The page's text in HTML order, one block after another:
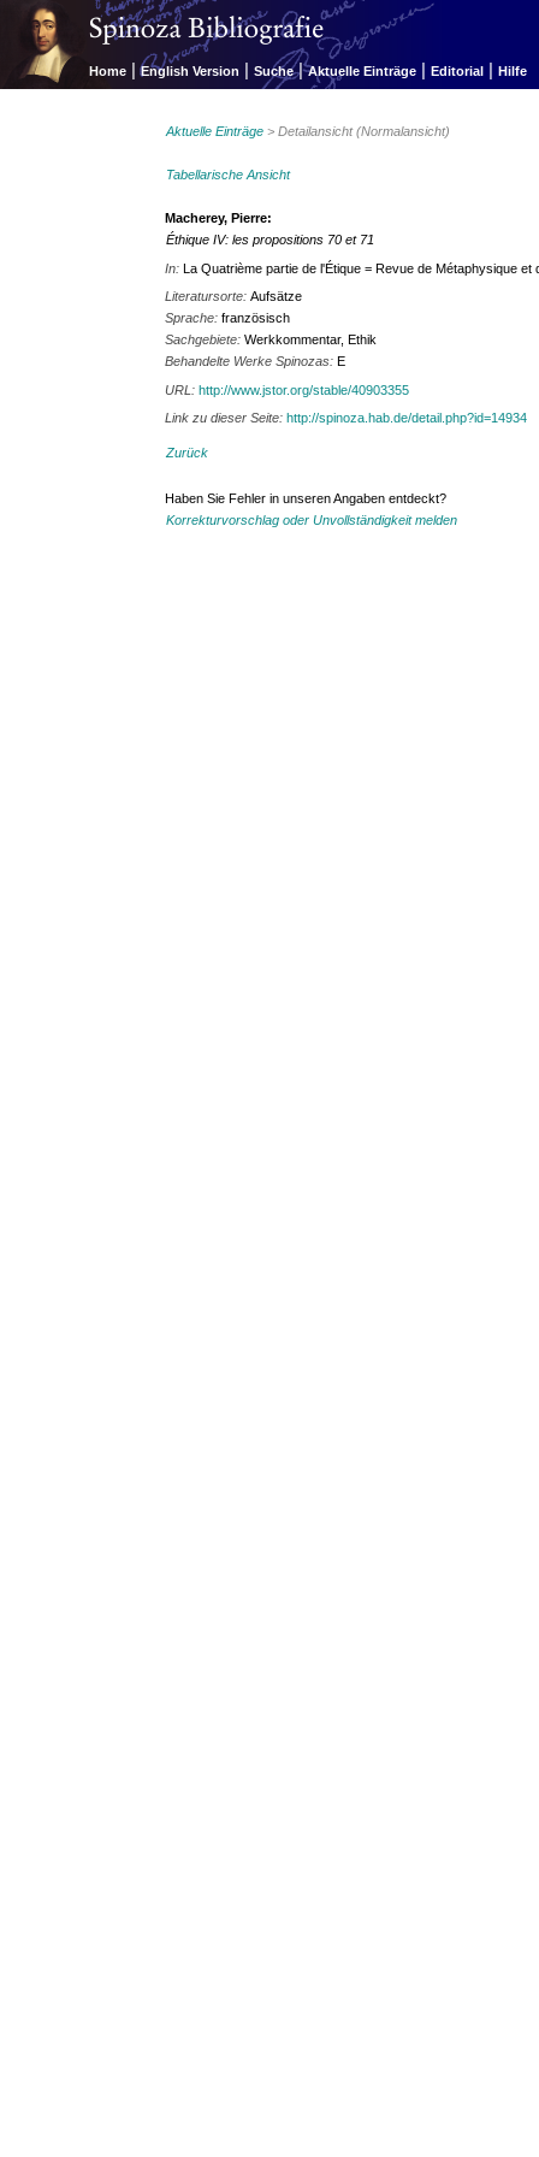
Home | English Version | Suche | Aktuelle Einträge | Editorial | Hilfe
Aktuelle Einträge > Detailansicht (Normalansicht)
Tabellarische Ansicht
Macherey, Pierre:
Éthique IV: les propositions 70 et 71
In:La Quatrième partie de l'Étique = Revue de Métaphysique et
Literatursorte:Aufsätze
Sprache:französisch
Sachgebiete:Werkkommentar, Ethik
Behandelte Werke Spinozas:E
URL:http://www.jstor.org/stable/40903355
Link zu dieser Seite:http://spinoza.hab.de/detail.php?id=14934
Zurück
Haben Sie Fehler in unseren Angaben entdeckt?
Korrekturvorschlag oder Unvollständigkeit melden